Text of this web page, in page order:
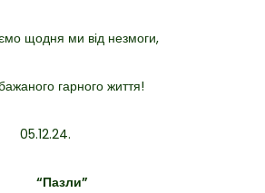
щодня ми від незмоги,
гарного життя!
05.12.24.
“Пазли”